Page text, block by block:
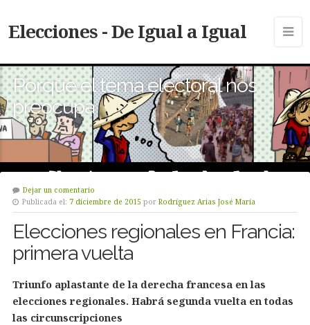
Elecciones - De Igual a Igual
Porque el tema electoral nos
preocupa
Dejar un comentario
Publicada el: 7 diciembre de 2015 por Rodríguez Arias José María
Elecciones regionales en Francia:
primera vuelta
Triunfo aplastante de la derecha francesa en las
elecciones regionales. Habrá segunda vuelta en todas
las circunscripciones